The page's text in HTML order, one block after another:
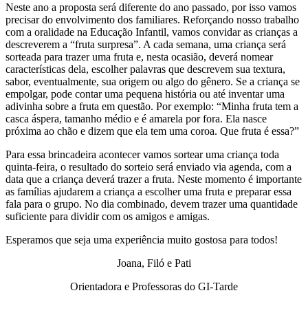
Neste ano a proposta será diferente do ano passado, por isso vamos
precisar do envolvimento dos familiares. Reforçando nosso trabalho
com a oralidade na Educação Infantil, vamos convidar as crianças a
descreverem a “fruta surpresa”. A cada semana, uma criança será
sorteada para trazer uma fruta e, nesta ocasião, deverá nomear
características dela, escolher palavras que descrevem sua textura,
sabor, eventualmente, sua origem ou algo do gênero. Se a criança se
empolgar, pode contar uma pequena história ou até inventar uma
adivinha sobre a fruta em questão. Por exemplo: “Minha fruta tem a
casca áspera, tamanho médio e é amarela por fora. Ela nasce
próxima ao chão e dizem que ela tem uma coroa. Que fruta é essa?”
Para essa brincadeira acontecer vamos sortear uma criança toda
quinta-feira, o resultado do sorteio será enviado via agenda, com a
data que a criança deverá trazer a fruta. Neste momento é importante
as famílias ajudarem a criança a escolher uma fruta e preparar essa
fala para o grupo. No dia combinado, devem trazer uma quantidade
suficiente para dividir com os amigos e amigas.
Esperamos que seja uma experiência muito gostosa para todos!
Joana, Filó e Pati
Orientadora e Professoras do GI-Tarde